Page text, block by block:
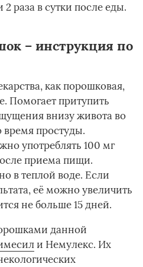
раза в сутки после еды.
– инструкция по
как порошковая,
Помогает притупить
внизу живота во
простуды.
употреблять 100 мг
приема пищи.
в теплой воде. Если
её можно увеличить
не больше 15 дней.
данной
и Немулекс. Их